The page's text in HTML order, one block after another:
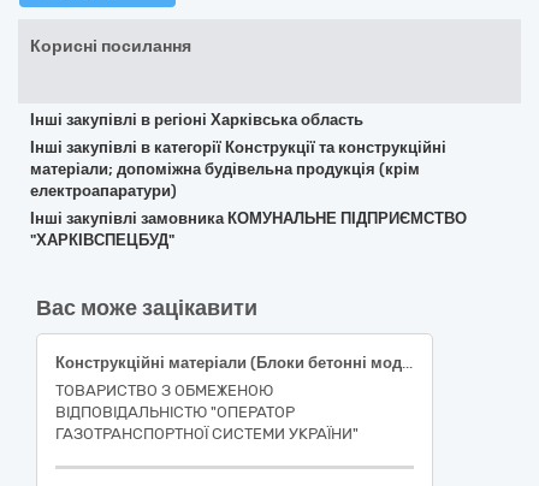
Корисні посилання
Інші закупівлі в регіоні Харківська область
Інші закупівлі в категорії Конструкції та конструкційні
матеріали; допоміжна будівельна продукція (крім
електроапаратури)
Інші закупівлі замовника КОМУНАЛЬНЕ ПІДПРИЄМСТВО
"ХАРКІВСПЕЦБУД"
Вас може зацікавити
Конструкційні матеріали (Блоки бетонні модульні)
ТОВАРИСТВО З ОБМЕЖЕНОЮ
ВІДПОВІДАЛЬНІСТЮ "ОПЕРАТОР
ГАЗОТРАНСПОРТНОЇ СИСТЕМИ УКРАЇНИ"